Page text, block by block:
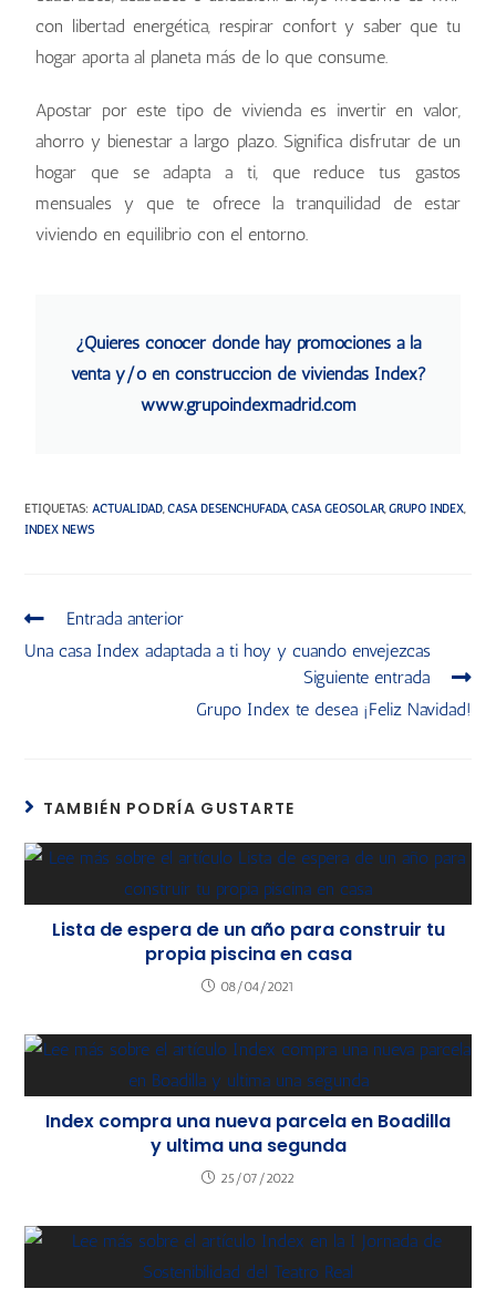
con libertad energética, respirar confort y saber que tu
hogar aporta al planeta más de lo que consume.
Apostar por este tipo de vivienda es invertir en valor,
ahorro y bienestar a largo plazo. Significa disfrutar de un
hogar que se adapta a ti, que reduce tus gastos
mensuales y que te ofrece la tranquilidad de estar
viviendo en equilibrio con el entorno.
¿Quieres conocer dónde hay promociones a la
venta y/o en construcción de viviendas Index?
www.grupoindexmadrid.com
ETIQUETAS:ACTUALIDAD, CASA DESENCHUFADA, CASA GEOSOLAR, GRUPO INDEX,
INDEX NEWS
Entrada anterior
Una casa Index adaptada a ti hoy y cuando envejezcas
Siguiente entrada
Grupo Index te desea ¡Feliz Navidad!
TAMBIÉN PODRÍA GUSTARTE
Lista de espera de un año para construir tu
propia piscina en casa
08/04/2021
Index compra una nueva parcela en Boadilla
y ultima una segunda
25/07/2022